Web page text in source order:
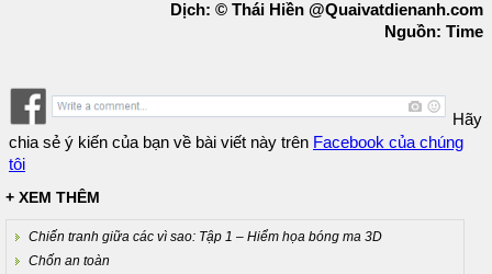
Dịch: © Thái Hiền @Quaivatdienanh.com
Nguồn: Time
Hãy
chia sẻ ý kiến của bạn về bài viết này trên Facebook của chúng
tôi
+ XEM THÊM
Chiến tranh giữa các vì sao: Tập 1 – Hiểm họa bóng ma 3D
Chốn an toàn